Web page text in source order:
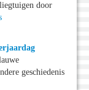
door
geschiedenis